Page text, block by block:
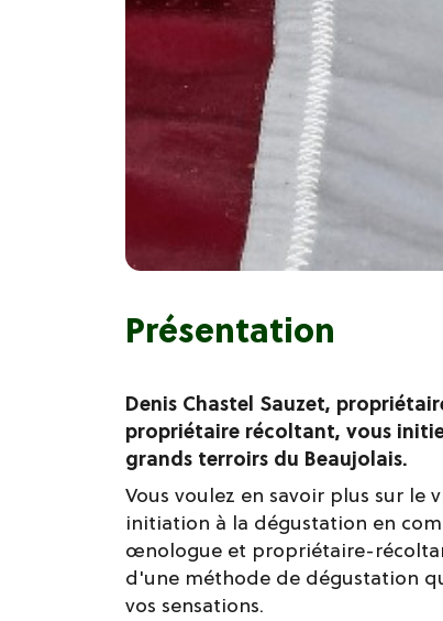
Présentation
Denis Chastel Sauzet,
propriétaire récoltant, vous
grands terroirs du Beaujolais.
Vous voulez en savoir plus sur
initiation à la dégustation en
œnologue et propriétaire-
d'une méthode de dégustation
vos sensations.